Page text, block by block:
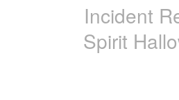
Incident
Spirit